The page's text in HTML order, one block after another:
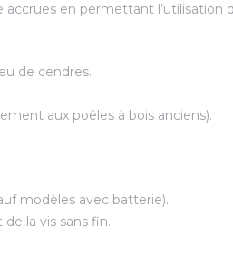
en permettant l’utilisation
de cendres.
aux poêles à bois anciens).
modèles avec batterie).
la vis sans fin.